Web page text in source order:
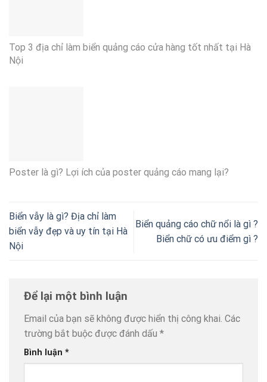
Top 3 địa chỉ làm biển quảng cáo cửa hàng tốt nhất tại Hà
Nội
Poster là gì? Lợi ích của poster quảng cáo mang lại?
Biển vẫy là gì? Địa chỉ làm
biển vẫy đẹp và uy tín tại Hà
Nội
Biển quảng cáo chữ nổi là gì ?
Biển chữ có ưu điểm gì ?
Để lại một bình luận
Email của bạn sẽ không được hiển thị công khai. Các
trường bắt buộc được đánh dấu *
Bình luận *